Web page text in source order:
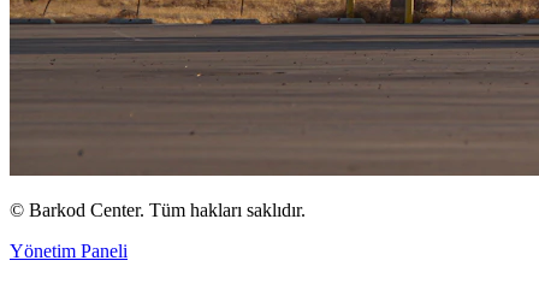
© Barkod Center. Tüm hakları saklıdır.
Yönetim Paneli